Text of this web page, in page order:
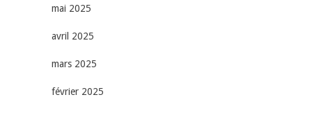
mai 2025
avril 2025
mars 2025
février 2025